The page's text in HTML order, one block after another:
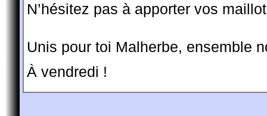
N’hésitez pas à apporter vos
Unis pour toi Malherbe, ensemble
À vendredi !